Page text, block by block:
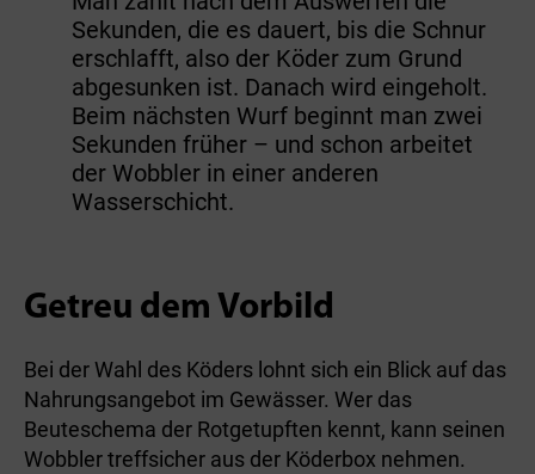
Sekunden, die es dauert, bis die Schnur
erschlafft, also der Köder zum Grund
abgesunken ist. Danach wird eingeholt.
Beim nächsten Wurf beginnt man zwei
Sekunden früher – und schon arbeitet
der Wobbler in einer anderen
Wasserschicht.
Getreu dem Vorbild
Bei der Wahl des Köders lohnt sich ein Blick auf das
Nahrungsangebot im Gewässer. Wer das
Beuteschema der Rotgetupften kennt, kann seinen
Wobbler treffsicher aus der Köderbox nehmen.